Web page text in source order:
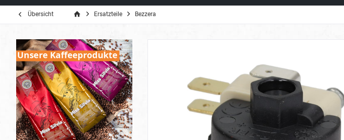
Übersicht Ersatzteile Bezzera